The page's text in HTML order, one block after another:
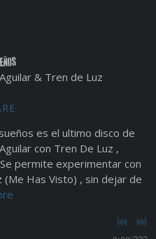
& Tren de Luz
es el ultimo disco de
con Tren De Luz ,
permite experimentar con
Has Visto) , sin dejar de